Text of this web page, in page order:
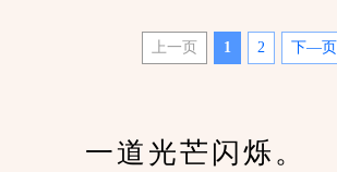
上一页 1 2 下—页
一道光芒闪烁。